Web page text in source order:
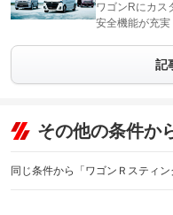
ワゴンRにカス
安全機能が充
記
その他の条件か
同じ条件から「ワゴンＲスティ